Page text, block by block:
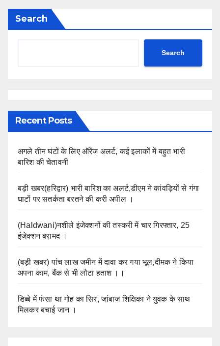
Search
Search
Recent Posts
अगले तीन घंटों के लिए ऑरेंज अलर्ट, कई इलाकों में बहुत भारी
बारिश की चेतावनी
बड़ी खबर(हरिद्वार) भारी बारिश का अलर्ट,डीएम ने कांवड़ियों से गंगा
घाटों पर सतर्कता बरतने की करी अपील ।
(Haldwani)नशीले इंजेक्शनों की तस्करी में चार गिरफ्तार, 25
इंजेक्शन बरामद ।
(बड़ी खबर) पांच लाख जमीन में दावा कर गया भूल,दीमक ने किया
अपना काम, बैंक से भी लौटा हताश ।।
डिब्बे में फंसा था गोह का सिर, जांबाज शिक्षिका ने युवक के साथ
मिलकर बचाई जान ।